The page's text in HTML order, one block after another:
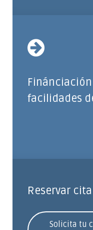
facilidades
Reservar cita
Solicita tu